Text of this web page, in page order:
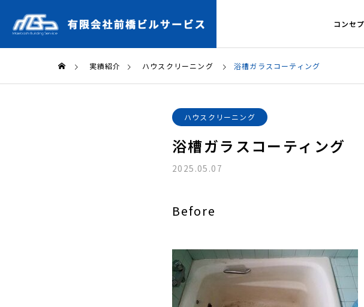
コンセ
実績紹介 ハウスクリーニング 浴槽ガラスコーティング
ハウスクリーニング
浴槽ガラスコーティング
2025.05.07
Before